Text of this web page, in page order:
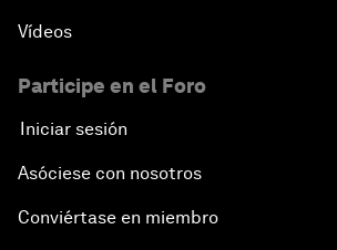
Vídeos
Participe en el Foro
Iniciar sesión
Asóciese con nosotros
Conviértase en miembro